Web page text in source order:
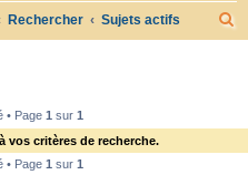
Rechercher Sujets actifs
• Page 1sur 1
vos critères de recherche.
• Page 1sur 1